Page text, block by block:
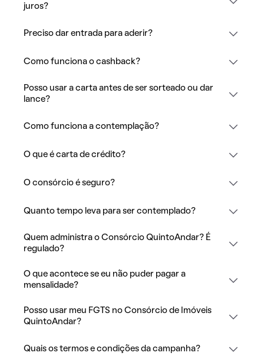
juros?
Preciso dar entrada para aderir?
Como funciona o cashback?
Posso usar a carta antes de ser sorteado ou dar
lance?
Como funciona a contemplação?
O que é carta de crédito?
O consórcio é seguro?
Quanto tempo leva para ser contemplado?
Quem administra o Consórcio QuintoAndar? É
regulado?
O que acontece se eu não puder pagar a
mensalidade?
Posso usar meu FGTS no Consórcio de Imóveis
QuintoAndar?
Quais os termos e condições da campanha?